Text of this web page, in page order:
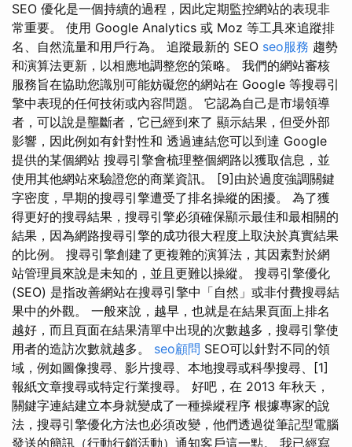
SEO 優化是一個持續的過程，因此定期監控網站的表現非
常重要。 使用 Google Analytics 或 Moz 等工具來追蹤排
名、自然流量和用戶行為。 追蹤最新的 SEO seo服務 趨勢
和演算法更新，以相應地調整您的策略。 我們的網站審核
服務旨在協助您識別可能妨礙您的網站在 Google 等搜尋引
擎中表現的任何技術或內容問題。 它認為自己是市場領導
者，可以說是壟斷者，它已經到來了 顯示結果，但受外部
影響，因此例如有針對性和 透過連結您可以到達 Google
提供的某個網站 搜尋引擎會梳理整個網路以獲取信息，並
使用其他網站來驗證您的商業資訊。 [9]由於過度強調關鍵
字密度，早期的搜尋引擎遭受了排名操縱的困擾。 為了獲
得更好的搜尋結果，搜尋引擎必須確保顯示最佳和最相關的
結果，因為網路搜尋引擎的成功很大程度上取決於真實結果
的比例。 搜尋引擎創建了更複雜的演算法，其因素對於網
站管理員來說是未知的，並且更難以操縱。 搜尋引擎優化
(SEO) 是指改善網站在搜尋引擎中「自然」或非付費搜尋結
果中的外觀。 一般來說，越早，也就是在結果頁面上排名
越好，而且頁面在結果清單中出現的次數越多，搜尋引擎使
用者的造訪次數就越多。 seo顧問 SEO可以針對不同的領
域，例如圖像搜尋、影片搜尋、本地搜尋或科學搜尋、[1]
報紙文章搜尋或特定行業搜尋。 好吧，在 2013 年秋天，
關鍵字連結建立本身就變成了一種操縱程序 根據專家的說
法，搜尋引擎優化方法也必須改變，他們透過從筆記型電腦
發送的簡訊（行動行銷活動）通知客戶這一點。 我已經寫